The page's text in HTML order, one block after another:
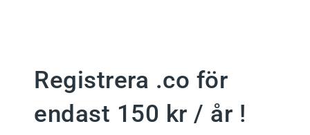
Registrera .co för
endast 150 kr / år !